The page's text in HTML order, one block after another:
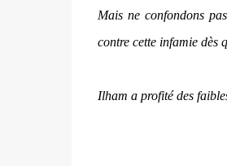
Mais ne confondons
contre cette infamie dès
Ilham a profité des